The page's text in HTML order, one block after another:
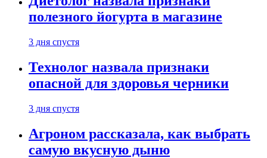
полезного йогурта в магазине
3 дня спустя
Технолог назвала признаки
опасной для здоровья черники
3 дня спустя
Агроном рассказала, как выбрать
самую вкусную дыню